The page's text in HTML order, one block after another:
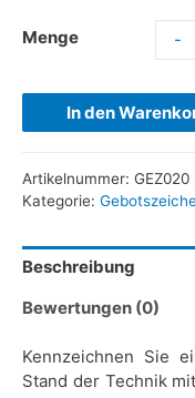
Menge -
In den
Artikelnummer: GEZ020
Kategorie:
Beschreibung
Bewertungen (0)
Kennzeichnen Sie
Stand der Technik